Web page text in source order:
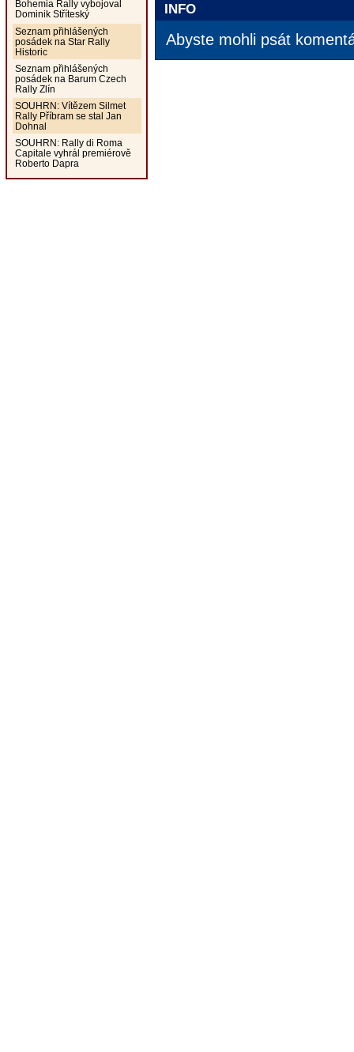
Bohemia Rally vybojoval
Dominik Stříteský
Seznam přihlášených
posádek na Star Rally
Historic
Seznam přihlášených
posádek na Barum Czech
Rally Zlín
SOUHRN: Vítězem Silmet
Rally Příbram se stal Jan
Dohnal
SOUHRN: Rally di Roma
Capitale vyhrál premiérově
Roberto Dapra
INFO
Abyste mohli psát